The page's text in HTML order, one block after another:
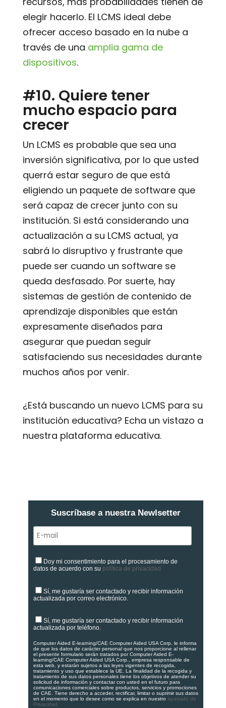
elegir hacerlo. El LCMS ideal debe
ofrecer acceso basado en la nube a
través de una amplia gama de
dispositivos.
#10. Quiere tener
mucho espacio para
crecer
Un LCMS es probable que sea una
inversión significativa, por lo que usted
querrá estar seguro de que está
eligiendo un paquete de software que
será capaz de crecer junto con su
institución. Si está considerando una
actualización a su LCMS actual, ya
sabrá lo disruptivo y frustrante que
puede ser cuando un software se
queda desfasado. Por suerte, hay
sistemas de gestión de contenido de
aprendizaje disponibles que están
expresamente diseñados para
asegurar que puedan seguir
satisfaciendo sus necesidades durante
muchos años por venir.
¿Está buscando un nuevo LCMS para su
institución educativa? Echa un vistazo a
nuestra plataforma educativa.
Suscríbase a nuestra Newlsetter
Doy mi consentimiento para el procesamiento de
datos de acuerdo con su política de privacidad
Sí, me gustaría ser contactado y recibir información
actualizada por correo electrónico.
Sí, me gustaría ser contactado y recibir información
actualizada por teléfono.
Computer Aided E-learning/CAE Computer Aided USA Corp. le informa
de que los datos de carácter personal que nos proporcione al rellenar
el presente formulario serán tratados por Computer Aided E-
learning/CAE Computer Aided USA Corp., empresa responsable de
esta web, y estarán sujetos a las leyes vigentes de recogida,
tratamiento y uso que establece la UE. La finalidad de la recogida y
tratamiento de sus datos personales tiene los objetivos de atender su
solicitud de información y contactar con usted en el futuro para
comunicaciones comerciales sobre productos, servicios y promociones
de CAE. Tiene derecho a acceder, rectificar, limitar o suprimir sus datos
en el momento que lo desee como se explica en nuestro apartado de
Privacidad.